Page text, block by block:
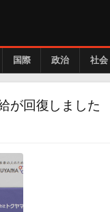
国際 政治 社会
が回復しました